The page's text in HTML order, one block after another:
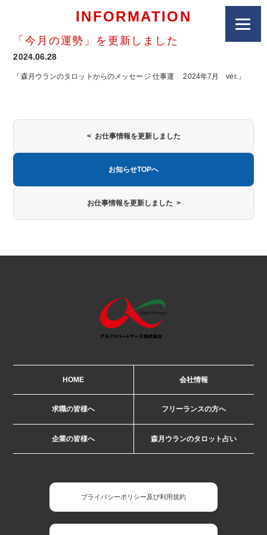
INFORMATION
「今月の運勢」を更新しました
2024.06.28
「森月ウランのタロットからのメッセージ 仕事運 2024年7月 ver.」
< お仕事情報を更新しました
お知らせTOPへ
お仕事情報を更新しました >
HOME 会社情報
求職の皆様へ フリーランスの方へ
企業の皆様へ 森月ウランのタロット占い
プライバシーポリシー及び利用規約